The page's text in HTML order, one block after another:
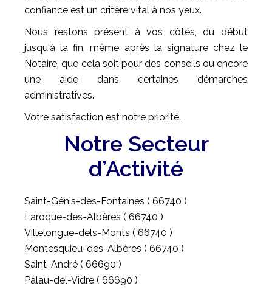
confiance est un critère vital à nos yeux.
Nous restons présent à vos côtés, du début
jusqu'à la fin, même après la signature chez le
Notaire, que cela soit pour des conseils ou encore
une aide dans certaines démarches
administratives.
Votre satisfaction est notre priorité.
Notre Secteur
d’Activité
Saint-Génis-des-Fontaines ( 66740 )
Laroque-des-Albères ( 66740 )
Villelongue-dels-Monts ( 66740 )
Montesquieu-des-Albères ( 66740 )
Saint-André ( 66690 )
Palau-del-Vidre ( 66690 )